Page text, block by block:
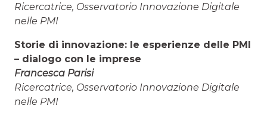
Ricercatrice, Osservatorio Innovazione Digitale
nelle PMI
Storie di innovazione: le esperienze delle PMI
– dialogo con le imprese
Francesca Parisi
Ricercatrice, Osservatorio Innovazione Digitale
nelle PMI